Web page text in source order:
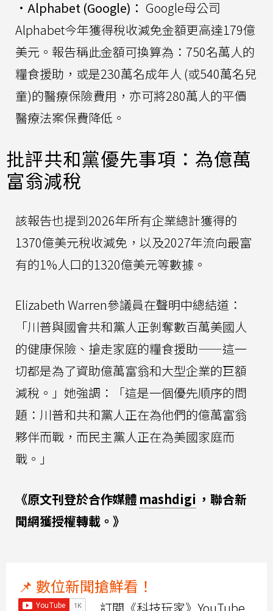
• Alphabet (Google)： Google母公司
Alphabet今年獲得稅收減免金額更高達179億
美元。報告稱此金額可換算為：750名萬人的
糧食援助，或是230萬名成年人 (或540萬名兒
童)的醫療保險費用，亦可將280萬人的平價
醫療法案保費降低。
批評共和黨優先事項：為億萬
富翁減稅
該報告也提到2026年所有企業總計獲得的
1370億美元稅收減免，以及2027年流向最富
有的1%人口的1320億美元等數據。
Elizabeth Warren參議員在聲明中總結道：
「川普與國會共和黨人正剝奪數百萬美國人
的健康保險、搶走家庭的糧食援助——這一
切都是為了資助億萬富翁和大型企業的巨額
減稅。」她強調：「這是一個優先順序的問
題：川普和共和黨人正在為他們的億萬富翁
夥伴而戰，而民主黨人正在為美國家庭而
戰。」
《原文刊登於合作媒體 mashdigi ，聯合新
聞網獲授權轉載。》
📌 數位新聞搶鮮看！